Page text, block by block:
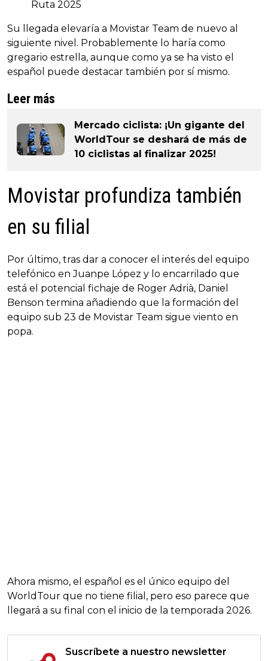
Ruta 2025
Su llegada elevaría a Movistar Team de nuevo al
siguiente nivel. Probablemente lo haría como
gregario estrella, aunque como ya se ha visto el
español puede destacar también por sí mismo.
Leer más
Mercado ciclista: ¡Un gigante del
WorldTour se deshará de más de
10 ciclistas al finalizar 2025!
Movistar profundiza también
en su filial
Por último, tras dar a conocer el interés del equipo
telefónico en Juanpe López y lo encarrilado que
está el potencial fichaje de Roger Adrià, Daniel
Benson termina añadiendo que la formación del
equipo sub 23 de Movistar Team sigue viento en
popa.
Ahora mismo, el español es el único equipo del
WorldTour que no tiene filial, pero eso parece que
llegará a su final con el inicio de la temporada 2026.
Suscríbete a nuestro newsletter